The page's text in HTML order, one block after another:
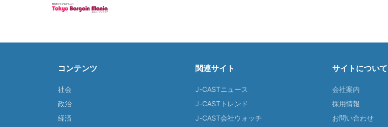
コンテンツ
社会
政治
経済
関連サイト
J-CASTニュース
J-CASTトレンド
J-CAST会社ウォッチ
サイトについて
会社案内
採用情報
お問い合わせ